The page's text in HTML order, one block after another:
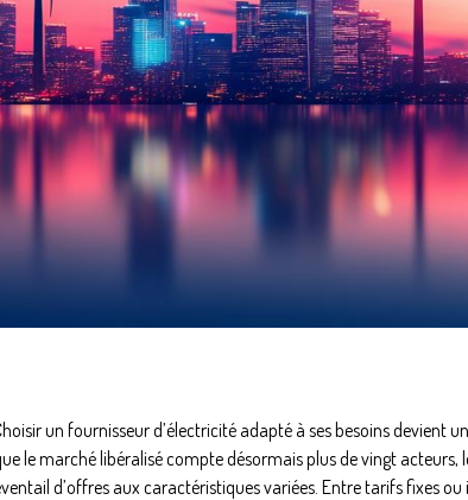
un fournisseur d’électricité adapté à ses besoins devient
le marché libéralisé compte désormais plus de vingt
d’offres aux caractéristiques variées. Entre tarifs fixes